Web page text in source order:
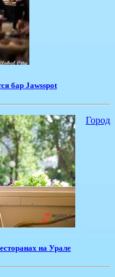
бар Jawsspot
Город
на Урале